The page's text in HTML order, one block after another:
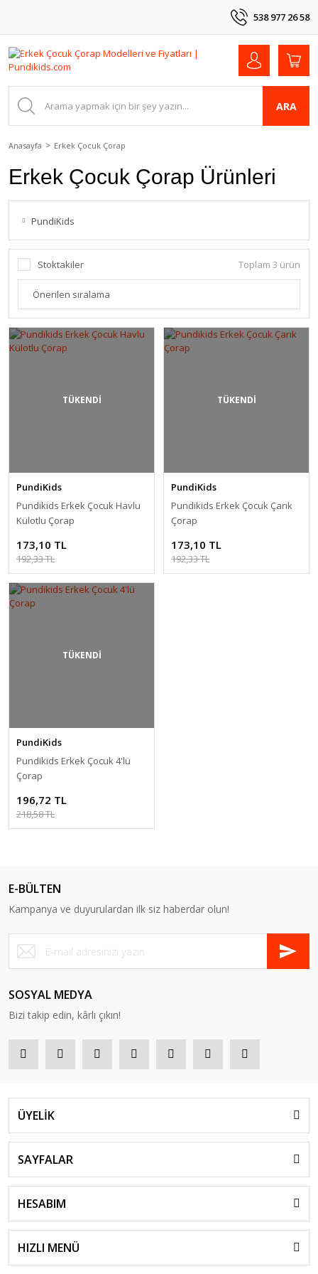
538 977 26 58
ARA
Anasayfa Erkek Çocuk Çorap
Erkek Çocuk Çorap Ürünleri
PundiKids
Stoktakiler Toplam 3 ürün
TÜKENDİ
PundiKids
Pundikids Erkek Çocuk Havlu
Külotlu Çorap
173,10 TL
192,33 TL
TÜKENDİ
PundiKids
Pundikids Erkek Çocuk Çarık
Çorap
173,10 TL
192,33 TL
TÜKENDİ
PundiKids
Pundikids Erkek Çocuk 4'lü
Çorap
196,72 TL
218,58 TL
E-BÜLTEN
Kampanya ve duyurulardan ilk siz haberdar olun!
SOSYAL MEDYA
Bizi takip edin, kârlı çıkın!
ÜYELİK
SAYFALAR
HESABIM
HIZLI MENÜ